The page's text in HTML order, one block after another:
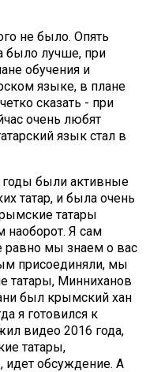
не было. Опять
было лучше, при
обучения и
языке, в плане
сказать - при
очень любят
язык стал в
годы были активные
татар, и была очень
татары
наоборот. Я сам
равно мы знаем о вас
присоединяли, мы
татары, Минниханов
был крымский хан
я готовился к
видео 2016 года,
татары,
идет обсуждение. А